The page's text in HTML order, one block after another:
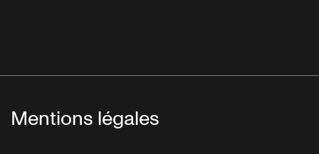
Mentions légales